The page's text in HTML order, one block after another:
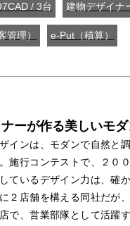
/ 3台 建物デザイナ
管理） e-Put（積算）
ーが作る美しいモ
インは、モダンで自然と
施行コンテストで、２０
ているデザイン力は、確
２店舗を構える同社だが
で、営業部隊として活躍